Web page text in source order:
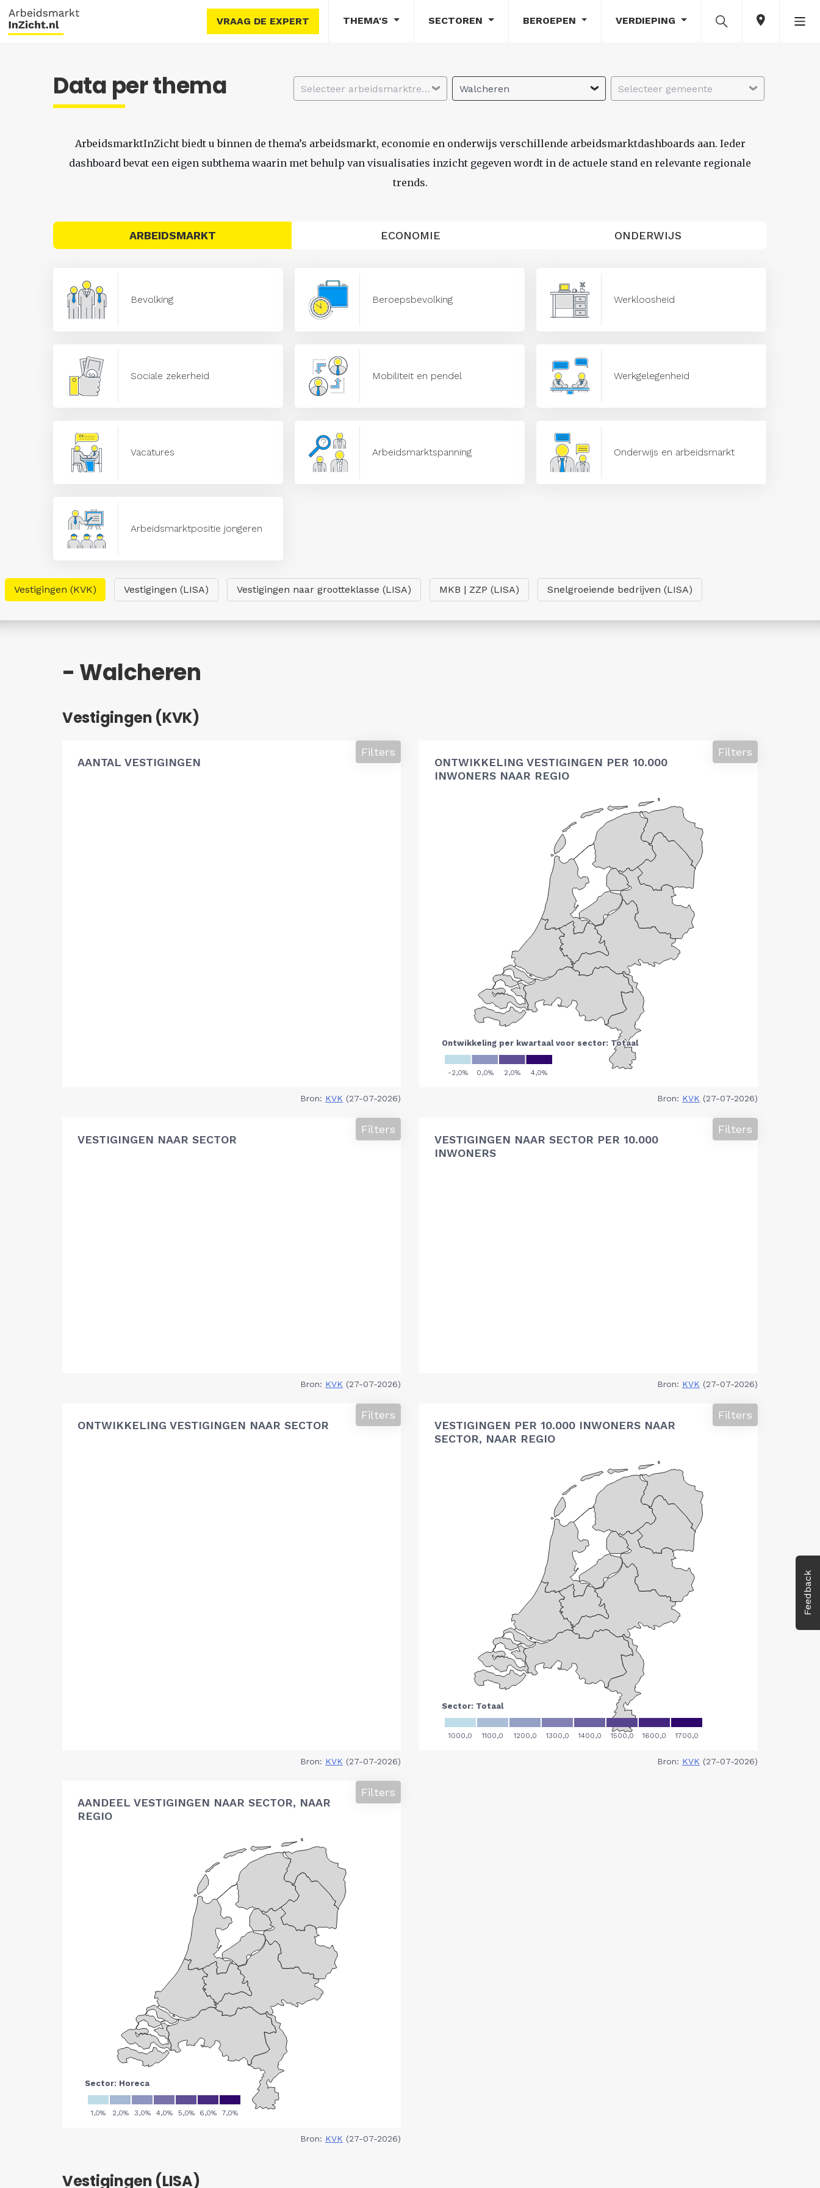
VRAAG DE EXPERT THEMA'S SECTOREN BEROEPEN VERDIEPING
Feedback
Data per thema Selecteer arbeidsmarktregio Walcheren Selecteer gemeente
ArbeidsmarktInZicht biedt u binnen de thema’s arbeidsmarkt, economie en onderwijs verschillende arbeidsmarktdashboards aan. Ieder
dashboard bevat een eigen subthema waarin met behulp van visualisaties inzicht gegeven wordt in de actuele stand en relevante regionale
trends.
ARBEIDSMARKT ECONOMIE ONDERWIJS
Bevolking Beroepsbevolking Werkloosheid
Sociale zekerheid Mobiliteit en pendel Werkgelegenheid
Vacatures Arbeidsmarktspanning Onderwijs en arbeidsmarkt
Arbeidsmarktpositie jongeren
Vestigingen (KVK) Vestigingen (LISA) Vestigingen naar grootteklasse (LISA) MKB | ZZP (LISA) Snelgroeiende bedrijven (LISA)
- Walcheren
Vestigingen (KVK)
AANTAL VESTIGINGEN
Filters
Bron: KVK (27-07-2026)
ONTWIKKELING VESTIGINGEN PER 10.000
INWONERS NAAR REGIO
Filters
Bron: KVK (27-07-2026)
VESTIGINGEN NAAR SECTOR
Filters
Bron: KVK (27-07-2026)
VESTIGINGEN NAAR SECTOR PER 10.000
INWONERS
Filters
Bron: KVK (27-07-2026)
ONTWIKKELING VESTIGINGEN NAAR SECTOR
Filters
Bron: KVK (27-07-2026)
VESTIGINGEN PER 10.000 INWONERS NAAR
SECTOR, NAAR REGIO
Filters
Bron: KVK (27-07-2026)
AANDEEL VESTIGINGEN NAAR SECTOR, NAAR
REGIO
Filters
Bron: KVK (27-07-2026)
Vestigingen (LISA)